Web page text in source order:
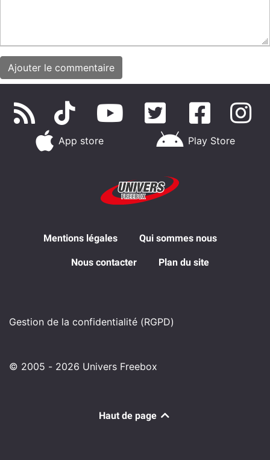
App store Play Store
Mentions légales Qui sommes nous
Nous contacter Plan du site
Gestion de la confidentialité (RGPD)
© 2005 - 2026 Univers Freebox
Haut de page